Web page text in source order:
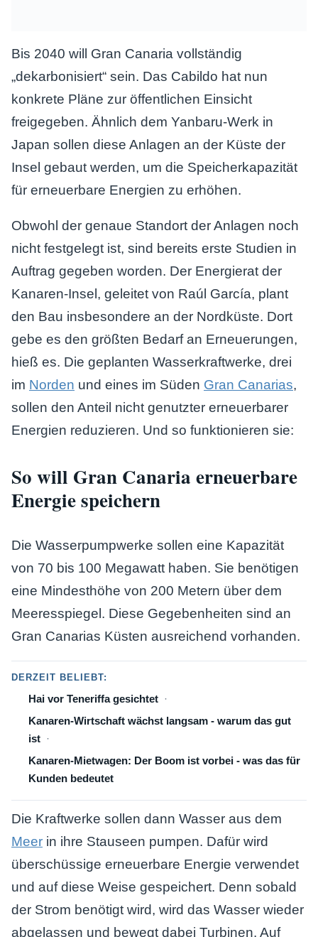
Bis 2040 will Gran Canaria vollständig
„dekarbonisiert“ sein. Das Cabildo hat nun
konkrete Pläne zur öffentlichen Einsicht
freigegeben. Ähnlich dem Yanbaru-Werk in
Japan sollen diese Anlagen an der Küste der
Insel gebaut werden, um die Speicherkapazität
für erneuerbare Energien zu erhöhen.
Obwohl der genaue Standort der Anlagen noch
nicht festgelegt ist, sind bereits erste Studien in
Auftrag gegeben worden. Der Energierat der
Kanaren-Insel, geleitet von Raúl García, plant
den Bau insbesondere an der Nordküste. Dort
gebe es den größten Bedarf an Erneuerungen,
hieß es. Die geplanten Wasserkraftwerke, drei
im Norden und eines im Süden Gran Canarias,
sollen den Anteil nicht genutzter erneuerbarer
Energien reduzieren. Und so funktionieren sie:
So will Gran Canaria erneuerbare
Energie speichern
Die Wasserpumpwerke sollen eine Kapazität
von 70 bis 100 Megawatt haben. Sie benötigen
eine Mindesthöhe von 200 Metern über dem
Meeresspiegel. Diese Gegebenheiten sind an
Gran Canarias Küsten ausreichend vorhanden.
DERZEIT BELIEBT:
Hai vor Teneriffa gesichtet
Kanaren-Wirtschaft wächst langsam - warum das gut
ist
Kanaren-Mietwagen: Der Boom ist vorbei - was das für
Kunden bedeutet
Die Kraftwerke sollen dann Wasser aus dem
Meer in ihre Stauseen pumpen. Dafür wird
überschüssige erneuerbare Energie verwendet
und auf diese Weise gespeichert. Denn sobald
der Strom benötigt wird, wird das Wasser wieder
abgelassen und bewegt dabei Turbinen. Auf